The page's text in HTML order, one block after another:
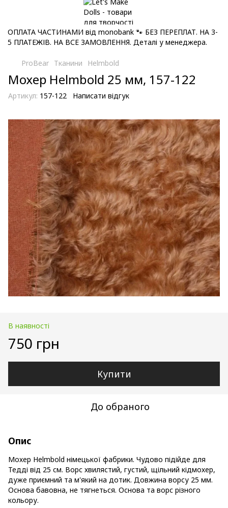
ОПЛАТА ЧАСТИНАМИ від monobank 🐾 БЕЗ ПЕРЕПЛАТ. НА 3-
5 ПЛАТЕЖІВ. НА ВСЕ ЗАМОВЛЕННЯ. Деталі у менеджера.
ProBear Тканини Helmbold
Мохер Helmbold 25 мм, 157-122
Артикул: 157-122 Написати відгук
В наявності
750 грн
Купити
До обраного
Опис
Мохер Helmbold німецької фабрики. Чудово підійде для
Тедді від 25 см. Ворс хвилястий, густий, щільний кідмохер,
дуже приємний та м'який на дотик. Довжина ворсу 25 мм.
Основа бавовна, не тягнеться. Основа та ворс різного
кольору.